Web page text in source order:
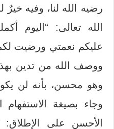
رضيه الله لنا، وفيه خيرٌ
الله تعالى: “اليوم
ووصف الله من تدين
وهو محسن، بأنه لن
وجاء بصيغة الاستفهام
الأحسن على